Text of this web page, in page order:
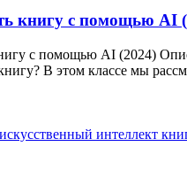
книгу с помощью AI
с помощью AI (2024)
В этом классе мы
искусственный интеллект